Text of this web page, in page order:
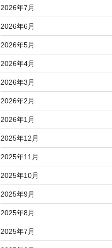
2026年7月
2026年6月
2026年5月
2026年4月
2026年3月
2026年2月
2026年1月
2025年12月
2025年11月
2025年10月
2025年9月
2025年8月
2025年7月